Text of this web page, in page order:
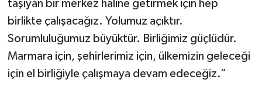
taşıyan bir merkez haline getirmek için hep
birlikte çalışacağız. Yolumuz açıktır.
Sorumluluğumuz büyüktür. Birliğimiz güçlüdür.
Marmara için, şehirlerimiz için, ülkemizin geleceği
için el birliğiyle çalışmaya devam edeceğiz.”